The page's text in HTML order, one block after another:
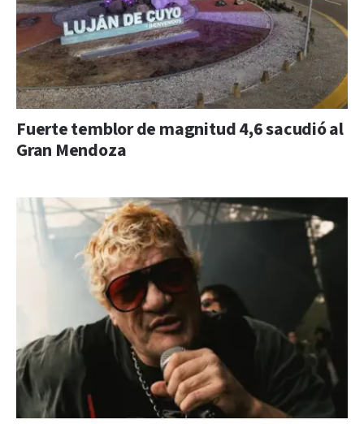
Fuerte temblor de magnitud 4,6 sacudió al
Gran Mendoza